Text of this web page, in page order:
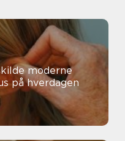
på hverdagen